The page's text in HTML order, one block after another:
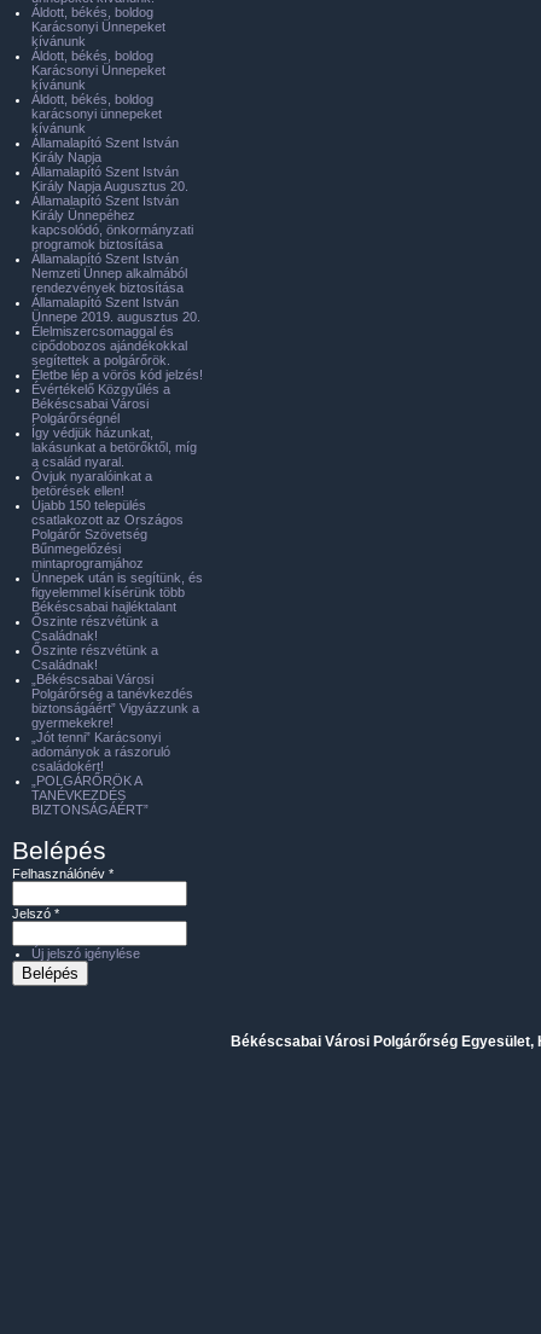
Áldott, békés, boldog
Karácsonyi Ünnepeket
kívánunk
Áldott, békés, boldog
Karácsonyi Ünnepeket
kívánunk
Áldott, békés, boldog
karácsonyi ünnepeket
kívánunk
Államalapító Szent István
Király Napja
Államalapító Szent István
Király Napja Augusztus 20.
Államalapító Szent István
Király Ünnepéhez
kapcsolódó, önkormányzati
programok biztosítása
Államalapító Szent István
Nemzeti Ünnep alkalmából
rendezvények biztosítása
Államalapító Szent István
Ünnepe 2019. augusztus 20.
Élelmiszercsomaggal és
cipődobozos ajándékokkal
segítettek a polgárőrök.
Életbe lép a vörös kód jelzés!
Évértékelő Közgyűlés a
Békéscsabai Városi
Polgárőrségnél
Így védjük házunkat,
lakásunkat a betörőktől, míg
a család nyaral.
Óvjuk nyaralóinkat a
betörések ellen!
Újabb 150 település
csatlakozott az Országos
Polgárőr Szövetség
Bűnmegelőzési
mintaprogramjához
Ünnepek után is segítünk, és
figyelemmel kísérünk több
Békéscsabai hajléktalant
Őszinte részvétünk a
Családnak!
Őszinte részvétünk a
Családnak!
„Békéscsabai Városi
Polgárőrség a tanévkezdés
biztonságáért” Vigyázzunk a
gyermekekre!
„Jót tenni” Karácsonyi
adományok a rászoruló
családokért!
„POLGÁRŐRÖK A
TANÉVKEZDÉS
BIZTONSÁGÁÉRT”
Belépés
Felhasználónév *
Jelszó *
Új jelszó igénylése
Békéscsabai Városi Polgárőrség Egyesület,